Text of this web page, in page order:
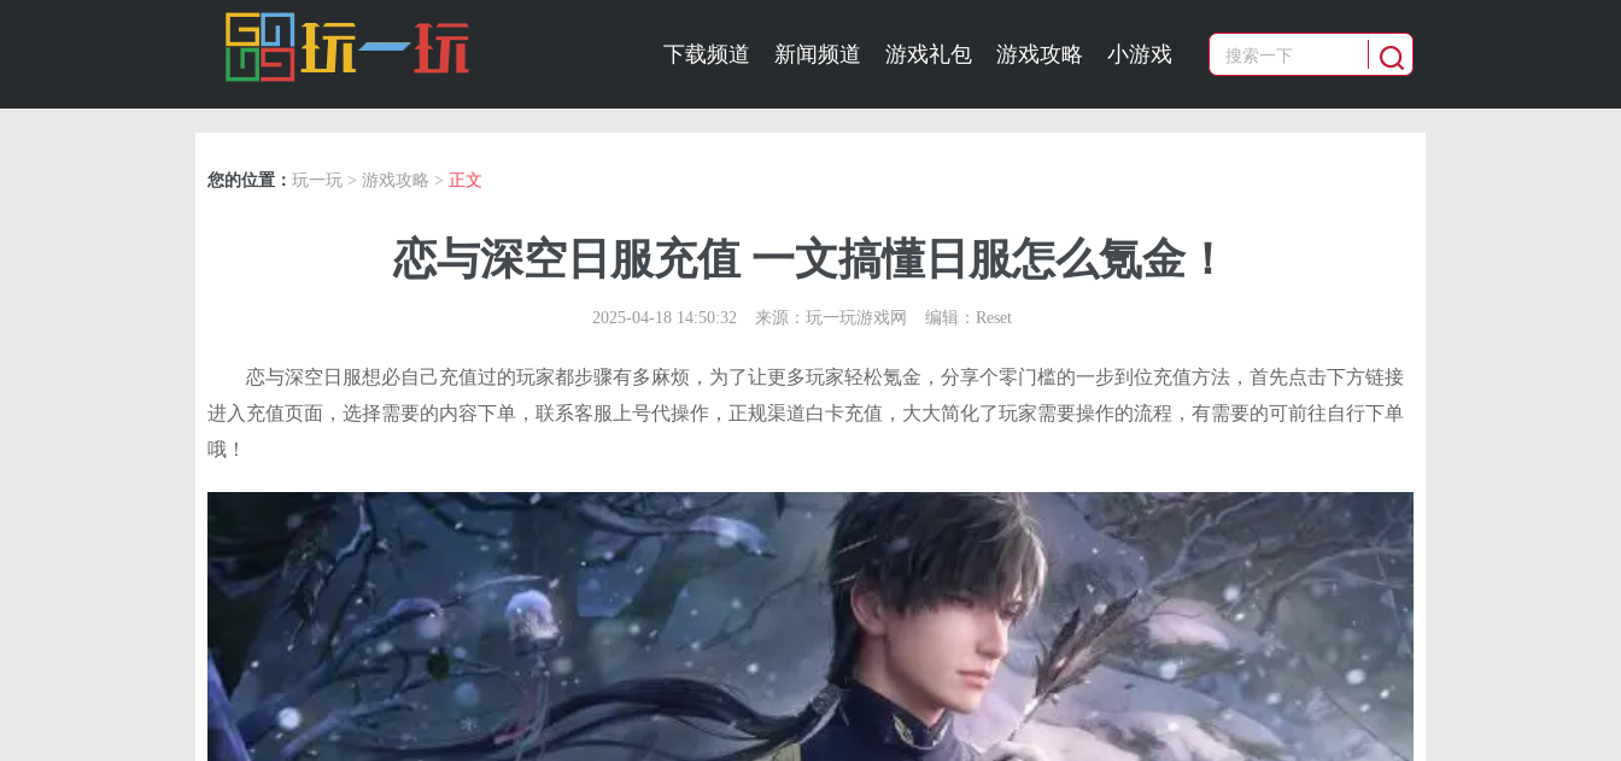
下载频道 新闻频道 游戏礼包 游戏攻略 小游戏
您的位置： 玩一玩 > 游戏攻略 > 正文
恋与深空日服充值 一文搞懂日服怎么氪金！
2025-04-18 14:50:32 来源：玩一玩游戏网 编辑：Reset
恋与深空日服想必自己充值过的玩家都步骤有多麻烦，为了让更多玩家轻松氪金，分享个零门槛的一步到位充值方法，首先点击下方链接
进入充值页面，选择需要的内容下单，联系客服上号代操作，正规渠道白卡充值，大大简化了玩家需要操作的流程，有需要的可前往自行下单
哦！